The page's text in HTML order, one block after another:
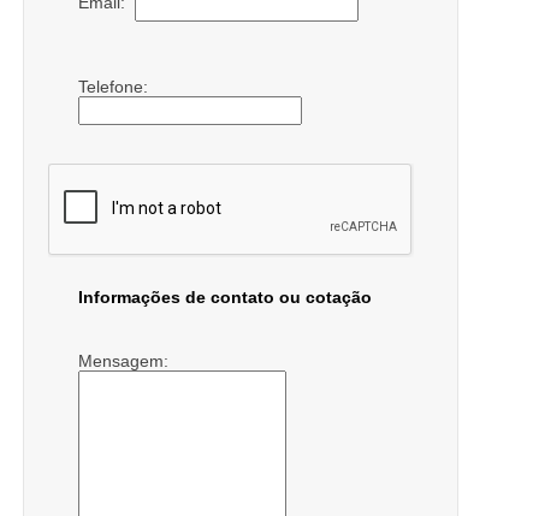
Telefone:
Informações de contato ou cotação
Mensagem: